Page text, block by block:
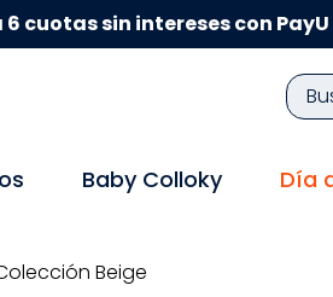
6 cuotas sin intereses con PayU
Baby Colloky Día
Beige
TÉRMINOS MÁS BUSCADOS